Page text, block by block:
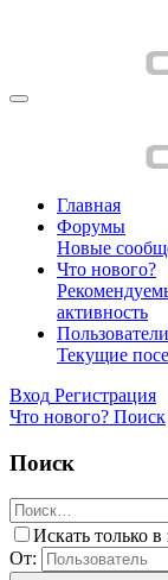
Главная
Форумы
Новые
Что нового?
активность
Пользователи
Текущие
Вход Регистрация
Что нового? Поиск
Поиск
Искать только в
От: